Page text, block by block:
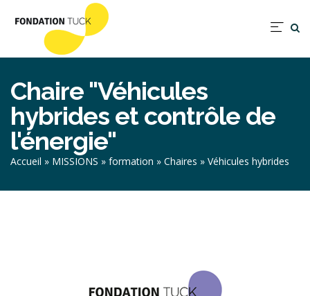
principal
Chaire "Véhicules
hybrides et contrôle de
l'énergie"
Fil
d'Ariane
Accueil MISSIONS formation Chaires Véhicules hybrides